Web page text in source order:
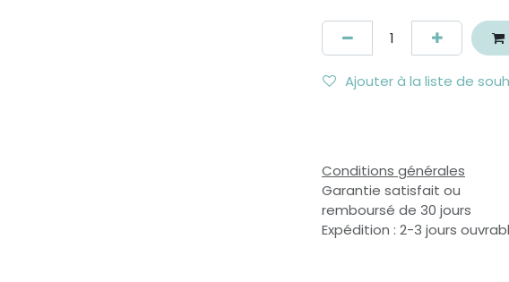
Ajouter à la liste de
Conditions générales
Garantie satisfait ou
remboursé de 30 jours
Expédition : 2-3 jours